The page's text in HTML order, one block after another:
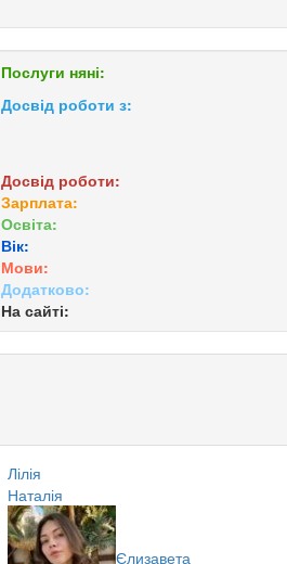
Послуги няні:
Досвід роботи з:
Досвід роботи:
Зарплата:
Освіта:
Вік:
Мови:
Додатково:
На сайті:
Лілія
Наталія
Єлизавета